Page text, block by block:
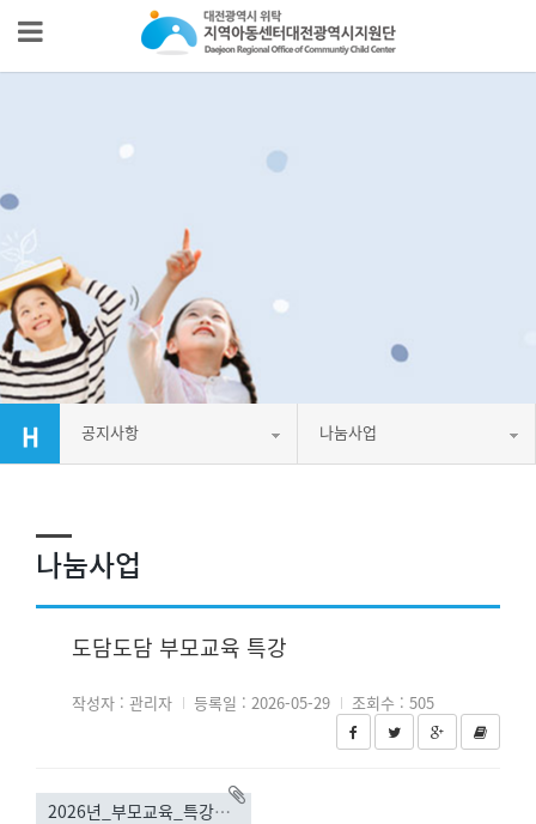
공지사항 나눔사업
나눔사업
도담도담 부모교육 특강
작성자 : 관리자 등록일 : 2026-05-29 조회수 : 505
2026년_부모교육_특강_신청포스터.png(136.82KB)